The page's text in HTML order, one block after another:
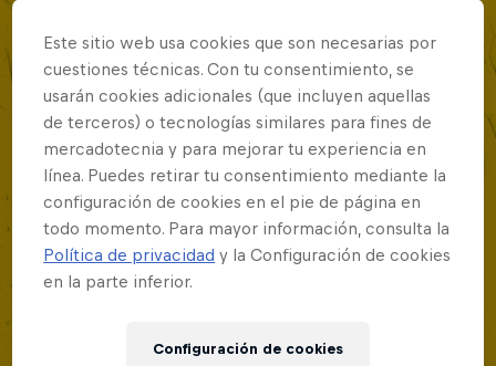
Red Bull Batalla Final Torneo de Plazas
2026
19 Septiembre 2026
Lima, Peru
Este sitio web usa cookies que son necesarias por
cuestiones técnicas. Con tu consentimiento, se
usarán cookies adicionales (que incluyen aquellas
de terceros) o tecnologías similares para fines de
mercadotecnia y para mejorar tu experiencia en
línea. Puedes retirar tu consentimiento mediante la
configuración de cookies en el pie de página en
todo momento. Para mayor información, consulta la
Política de privacidad y la Configuración de cookies
en la parte inferior.
Configuración de cookies